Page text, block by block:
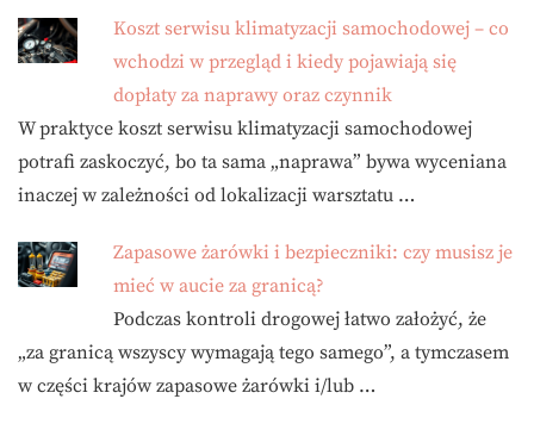
Koszt serwisu klimatyzacji samochodowej – co
wchodzi w przegląd i kiedy pojawiają się
dopłaty za naprawy oraz czynnik
W praktyce koszt serwisu klimatyzacji samochodowej
potrafi zaskoczyć, bo ta sama „naprawa” bywa wyceniana
inaczej w zależności od lokalizacji warsztatu …
Zapasowe żarówki i bezpieczniki: czy musisz je
mieć w aucie za granicą?
Podczas kontroli drogowej łatwo założyć, że
„za granicą wszyscy wymagają tego samego”, a tymczasem
w części krajów zapasowe żarówki i/lub …